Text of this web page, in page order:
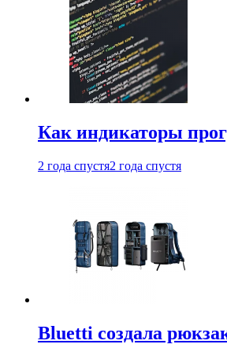
Как индикаторы
2 года спустя2 года спустя
Bluetti создала